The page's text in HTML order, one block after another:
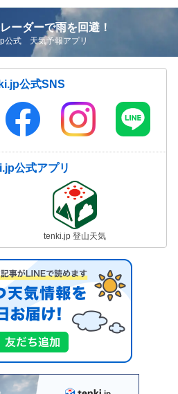
ーダーで雨を回避！
公式 天気予報アプリ
公式SNS
公式アプリ
tenki.jp 登山天気